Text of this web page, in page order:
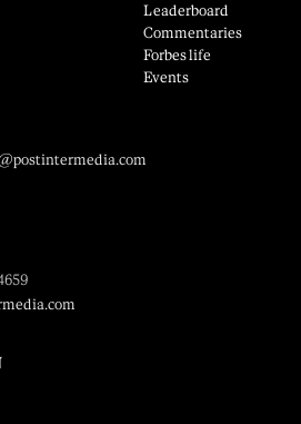
Leaderboard
Commentaries
Forbes life
Events